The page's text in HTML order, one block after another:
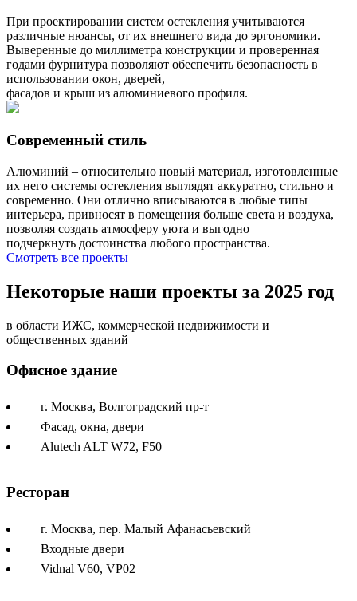
При проектировании систем остекления учитываются
различные нюансы, от их внешнего вида до эргономики.
Выверенные до миллиметра конструкции и проверенная
годами фурнитура позволяют обеспечить безопасность в
использовании окон, дверей,
фасадов и крыш из алюминиевого профиля.
Современный стиль
Алюминий – относительно новый материал, изготовленные
их него системы остекления выглядят аккуратно, стильно и
современно. Они отлично вписываются в любые типы
интерьера, привносят в помещения больше света и воздуха,
позволяя создать атмосферу уюта и выгодно
подчеркнуть достоинства любого пространства.
Смотреть все проекты
Некоторые наши проекты за 2025 год
в области ИЖС, коммерческой недвижимости и
общественных зданий
Офисное здание
г. Москва, Волгоградский пр-т
Фасад, окна, двери
Alutech ALT W72, F50
Ресторан
г. Москва, пер. Малый Афанасьевский
Входные двери
Vidnal V60, VP02